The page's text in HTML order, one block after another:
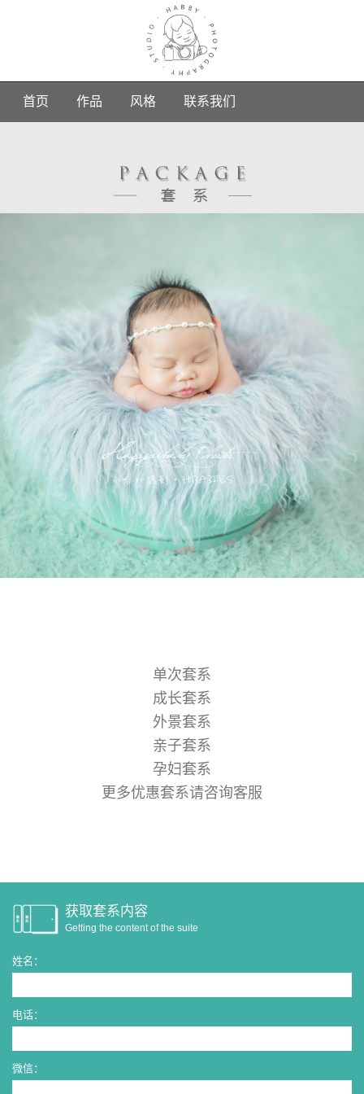
首页 作品 风格 联系我们
单次套系
成长套系
外景套系
亲子套系
孕妇套系
更多优惠套系请咨询客服
获取套系内容
Getting the content of the suite
姓名：
电话：
微信：